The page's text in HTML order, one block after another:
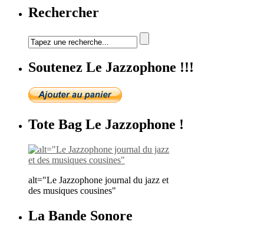
Rechercher
Soutenez Le Jazzophone !!!
Tote Bag Le Jazzophone !
alt="Le Jazzophone journal du jazz et
des musiques cousines"
La Bande Sonore